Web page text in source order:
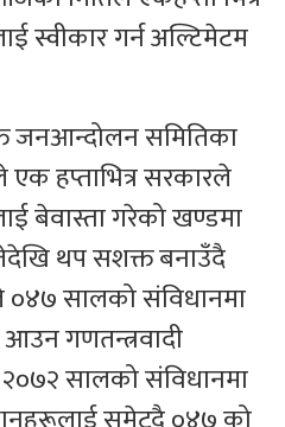
स्वीकार गर्न अल्टिमेटम
जनआन्दोलन समितिका
हप्ताभित्र सरकारले
बेवास्ता गरेको खण्डमा
थप सशक्त बनाउँदै
सालको संविधानमा
गणतन्त्रवादी
सालको संविधानमा